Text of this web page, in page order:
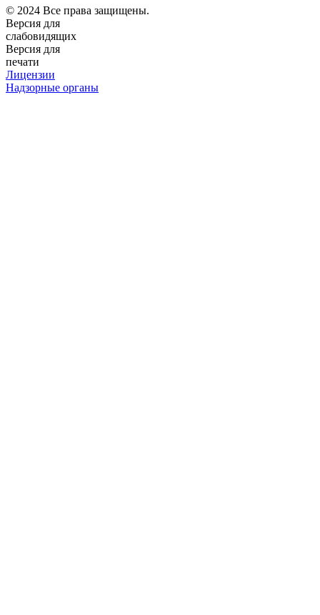
© 2024 Все права защищены.
Версия для
слабовидящих
Версия для
печати
Лицензии
Надзорные органы